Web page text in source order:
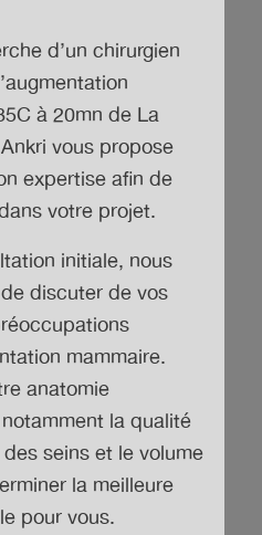
d’un chirurgien
augmentation
à 20mn de La
vous propose
expertise afin de
votre projet.
initiale, nous
discuter de vos
mammaire.
anatomie
la qualité
seins et le volume
la meilleure
pour vous.